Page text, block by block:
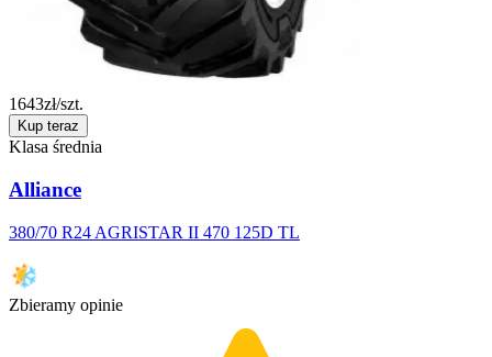
1643zł/szt.
Kup teraz
Klasa średnia
Alliance
380/70 R24 AGRISTAR II 470 125D TL
Zbieramy opinie